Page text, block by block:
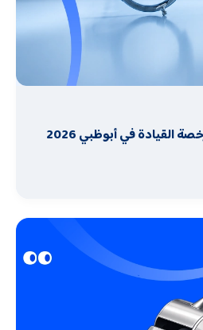
دليل مراكز فحص النظر لرخصة القيادة في أبوظبي 2026